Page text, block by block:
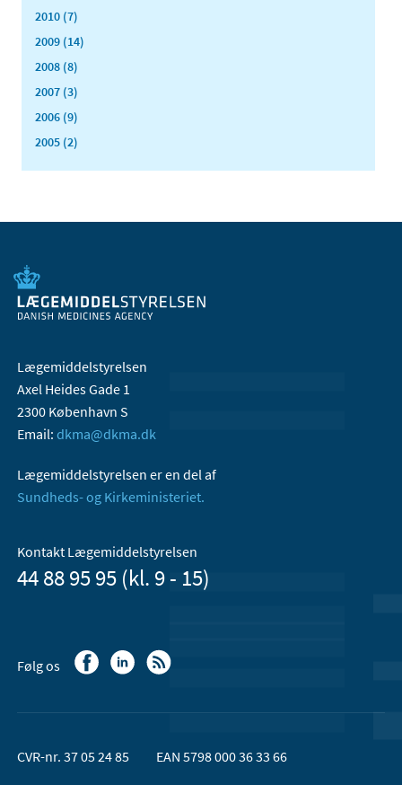
2010 (7)
2009 (14)
2008 (8)
2007 (3)
2006 (9)
2005 (2)
Lægemiddelstyrelsen
Axel Heides Gade 1
2300 København S
Email: dkma@dkma.dk
Lægemiddelstyrelsen er en del af
Sundheds- og Kirkeministeriet.
Kontakt Lægemiddelstyrelsen
44 88 95 95 (kl. 9 - 15)
Følg os
CVR-nr. 37 05 24 85 EAN 5798 000 36 33 66